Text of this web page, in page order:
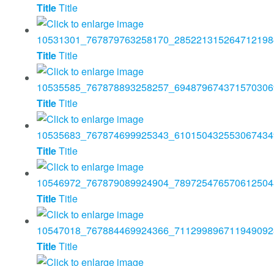
TitleTitle
TitleTitle
TitleTitle
TitleTitle
TitleTitle
TitleTitle